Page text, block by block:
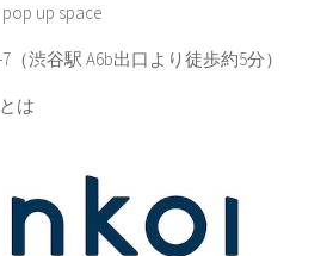
up space
渋谷駅 A6b出口より徒歩約5分）
は